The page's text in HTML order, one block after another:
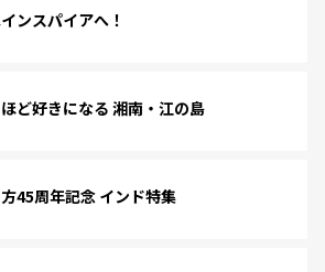
ンスパイアへ！
ど好きになる 湘南・江の島
45周年記念 インド特集